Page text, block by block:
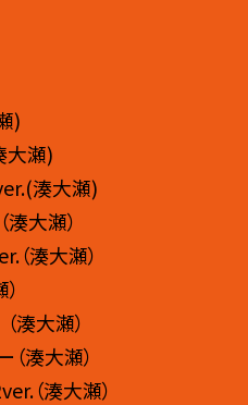
)
大瀬)
湊大瀬)
大瀬）
（湊大瀬）
湊大瀬）
湊大瀬）
（湊大瀬）